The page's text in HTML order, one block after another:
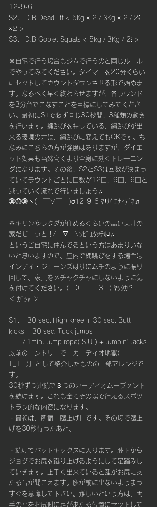
12-9-6
S2.   D.B DeadLift < 5Kg × 2 / 3Kg × 2 / 2ℓ
×2 >
S3.   D.B Goblet Squats < 5kg / 3Kg / 2ℓ >
※自宅で行う場合もジムで行うのと同じルール
でやってみてください。タイマーを20分くらい
にセットしてカウントダウンさせる形で始めま
す。なるべく早く終わらせますが、各ラウンド
を3分台でこなすことを目標にしてみてくださ
い。最初にS1で必ず同じ30秒間、3種類の動き
を行います。縄跳びを持っている、縄跳びが出
来る環境の方は、縄跳びに変えてもOKです。ち
なみにこちらの方が強度はありますが、ダイエ
ット効果も当然高くより全身に効くトレーニン
グになります。その後、S2とS3は回数が決まっ
ていてラウンドごとに回数が12回、9回、6回と
減っていく流れで行いましょう♫
㉚㉚㉚ヽ(　￣▽￣　)σ12-9-6 ﾏﾁｶﾞｴﾅｲﾃﾞﾈ♫
※キリンやラクダが住めるくらいの高い天井の
家だぜーっと！/￣▽￣\ ｿﾋﾞｴﾀｯﾃﾙﾖ♫
というご自宅に住んでるという方はあまりいな
いと思いますので、屋内で縄跳びをする場合は
インディ・ジョーンズばりにムチのように振り
回して、家具をメチャクチャにしないように気
を付けてください。(￣0￣￣￣3　) ﾔｯﾀｶ？
＜ ｶﾞｼｬｰﾝ！
S1.　 30 sec. High knee + 30 sec. Butt
kicks + 30 sec. Tuck jumps
       / 1min. Jump rope( S.U ) + Jumpin' Jacks
以前のエントリーで「カーディオ地獄(
T_T　)」として紹介したものの一部アレンジで
す。
30秒ずつ連続で３つのカーディオムーブメント
を続けます。これも全てその場で行えるスポッ
トラン的な内容になります。
・最初は、所謂「腿上げ」です。その場で腿上
げを30秒行ったあと、
・続けてバットキックスに入ります。膝下から
ジョグでお尻を蹴り上げるようにして足踏みし
ていきます。上手く出来ていると踵がお尻にあ
たる音が聞こえます。腿が前に出ないようまっ
すぐを意識して下さい。難しいという方は、両
手の平をお尻側に足があたる位置にセットして